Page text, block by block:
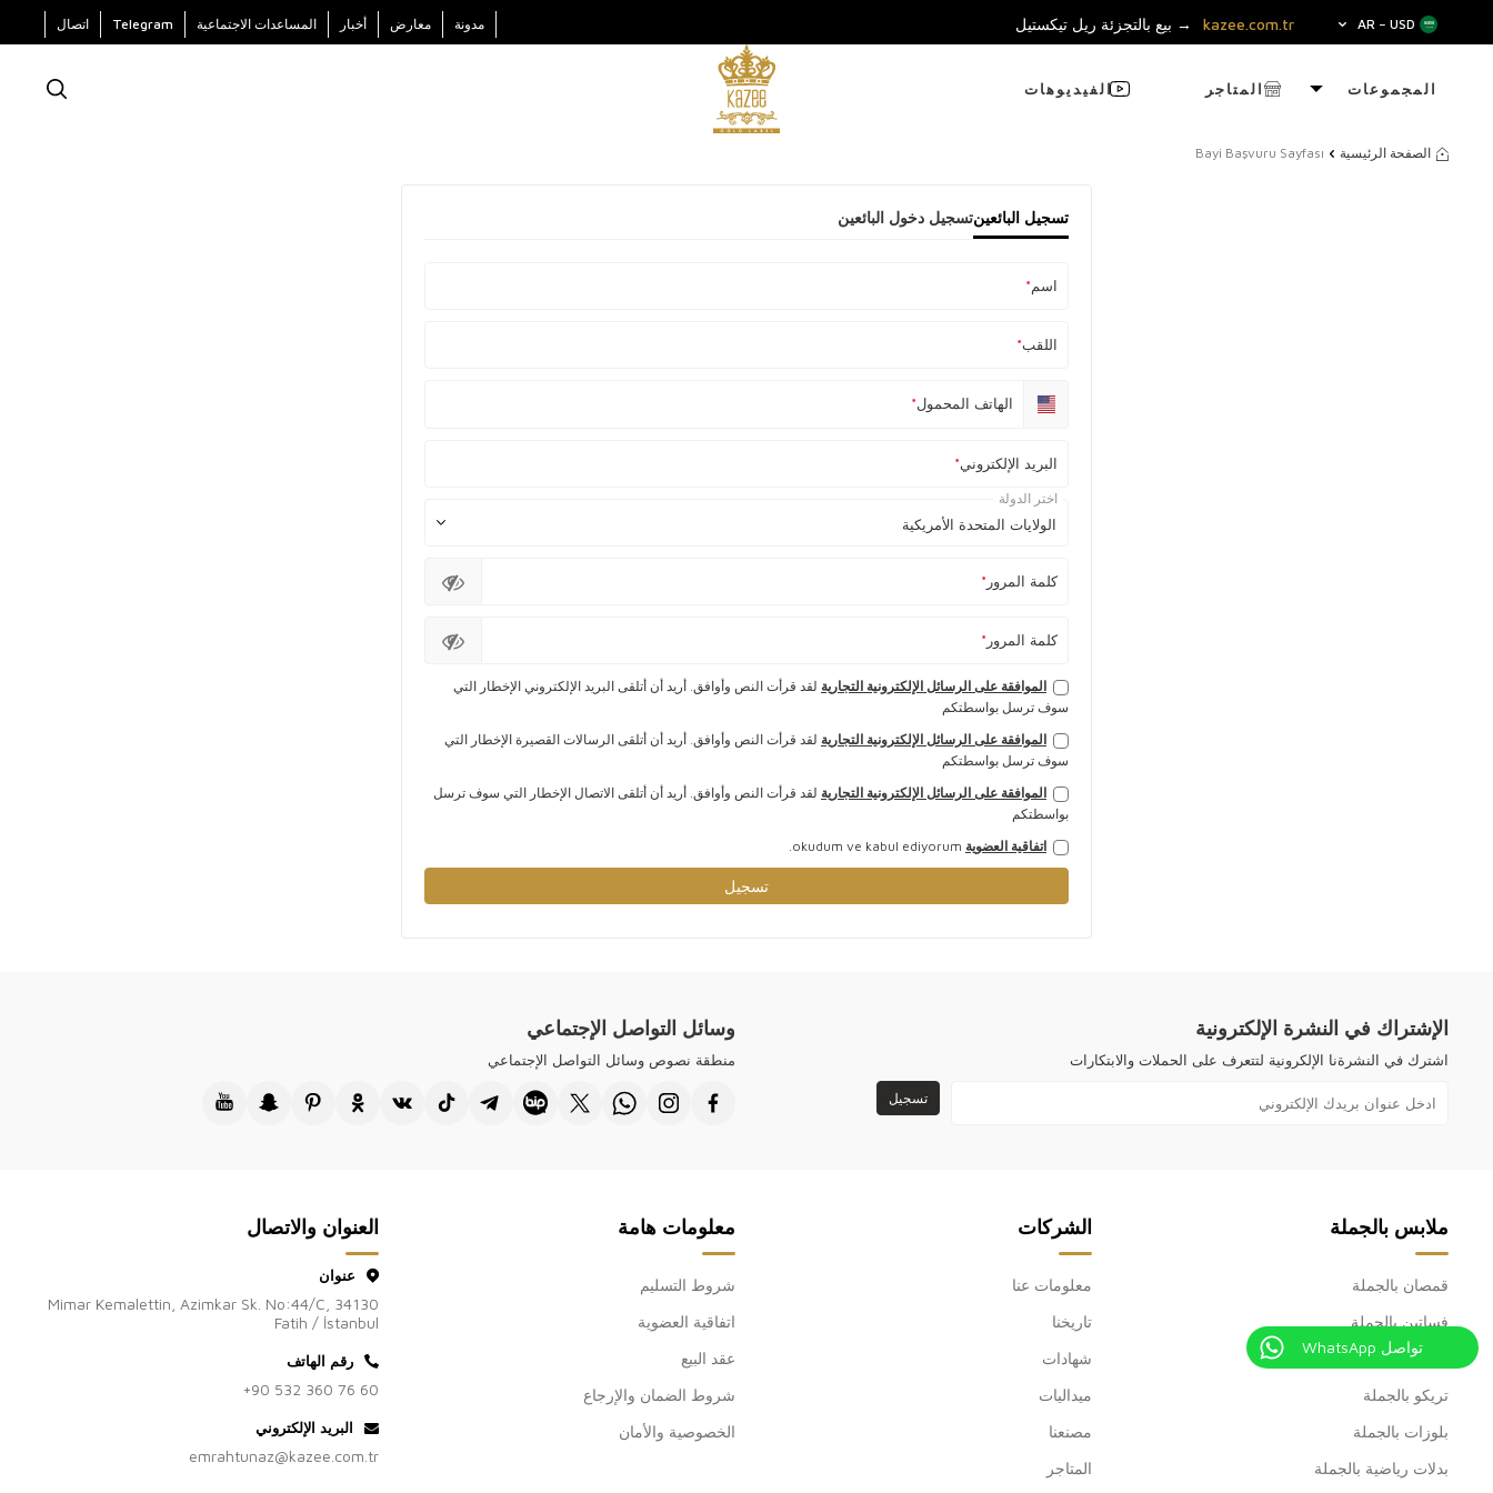
AR − USD
kazee.com.tr → بيع بالتجزئة ريل تيكستيل مدونة معارض أخبار المساعدات الاجتماعية Telegram اتصال
المجموعات المتاجر الفيديوهات
تواصل WhatsApp
الصفحة الرئيسية Bayi Başvuru Sayfası
تسجيل البائعينتسجيل دخول البائعين
اسم*
اللقب*
الهاتف المحمول*
البريد الإلكتروني*
اختر الدولة
كلمة المرور *
كلمة المرور *
الموافقة على الرسائل الإلكترونية التجارية لقد قرأت النص وأوافق. أريد أن أتلقى البريد الإلكتروني الإخطار التي
سوف ترسل بواسطتكم
الموافقة على الرسائل الإلكترونية التجارية لقد قرأت النص وأوافق. أريد أن أتلقى الرسالات القصيرة الإخطار التي
سوف ترسل بواسطتكم
الموافقة على الرسائل الإلكترونية التجارية لقد قرأت النص وأوافق. أريد أن أتلقى الاتصال الإخطار التي سوف ترسل
بواسطتكم
اتفاقية العضوية
تسجيل
الإشتراك في النشرة الإلكترونية
اشترك في النشرةنا الإلكرونية لتتعرف على الحملات والابتكارات
تسجيل
وسائل التواصل الإجتماعي
منطقة نصوص وسائل التواصل الإجتماعي
ملابس بالجملة
قمصان بالجملة
فساتين بالجملة
سراويل بالجملة
تريكو بالجملة
بلوزات بالجملة
بدلات رياضية بالجملة
الشركات
معلومات عنا
تاريخنا
شهادات
ميداليات
مصنعنا
المتاجر
معلومات هامة
شروط التسليم
اتفاقية العضوية
عقد البيع
شروط الضمان والإرجاع
الخصوصية والأمان
العنوان والاتصال
عنوان
Mimar Kemalettin, Azimkar Sk. No:44/C, 34130
Fatih / İstanbul
رقم الهاتف
+90 532 360 76 60
البريد الإلكتروني
emrahtunaz@kazee.com.tr